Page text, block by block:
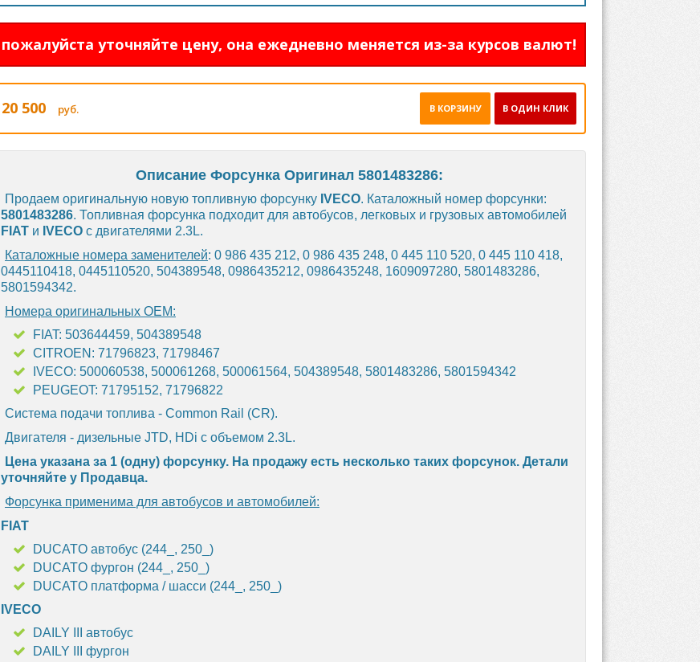
пожалуйста уточняйте цену, она ежедневно меняется из-за курсов валют!
20 500 руб. В ОДИН КЛИК
В КОРЗИНУ
Описание Форсунка Оригинал 5801483286:
Продаем оригинальную новую топливную форсунку IVECO. Каталожный номер форсунки:
5801483286. Топливная форсунка подходит для автобусов, легковых и грузовых автомобилей
FIAT и IVECO с двигателями 2.3L.
Каталожные номера заменителей: 0 986 435 212, 0 986 435 248, 0 445 110 520, 0 445 110 418,
0445110418, 0445110520, 504389548, 0986435212, 0986435248, 1609097280, 5801483286,
5801594342.
Номера оригинальных OEM:
FIAT: 503644459, 504389548
CITROEN: 71796823, 71798467
IVECO: 500060538, 500061268, 500061564, 504389548, 5801483286, 5801594342
PEUGEOT: 71795152, 71796822
Система подачи топлива - Common Rail (CR).
Двигателя - дизельные JTD, HDi с объемом 2.3L.
Цена указана за 1 (одну) форсунку. На продажу есть несколько таких форсунок. Детали
уточняйте у Продавца.
Форсунка применима для автобусов и автомобилей:
FIAT
DUCATO автобус (244_, 250_)
DUCATO фургон (244_, 250_)
DUCATO платформа / шасси (244_, 250_)
IVECO
DAILY III автобус
DAILY III фургон